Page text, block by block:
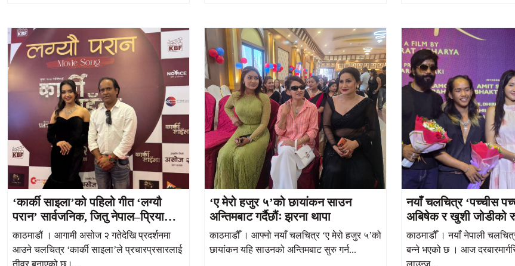
‘कार्की साइला’को पहिलो गीत ‘लग्यौ
परान’ सार्वजनिक, जितु नेपाल–प्रियाना
आचार्यको रोमान्स आकर्षक
काठमाडौं । आगामी असोज २ गतेदेखि प्रदर्शनमा
आउने चलचित्र ‘कार्की साइला’ले प्रचारप्रसारलाई
तीव्र बनाएको छ।...
‘ए मेरो हजुर ५’को छायांकन साउन
अन्तिमबाट गर्दैछौंः झरना थापा
काठमाडौँ । आफ्नो नयाँ चलचित्र ‘ए मेरो हजुर ५’को
छायांकन यहि साउनको अन्तिमबाट सुरु गर्न...
नयाँ चलचित्र ‘पच्चीस
अबिषेक र खुशी जोडीको
काठमाडौँ । नयाँ नेपाली
बन्ने भएको छ । आज
लाउन्ज...